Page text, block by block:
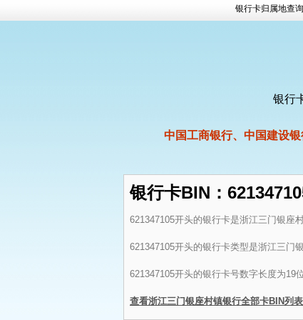
银行卡归属地查
银行
中国工商银行、中国建设
银行卡BIN：
621347105开头的银行卡是浙江三门银座
621347105开头的银行卡类型是浙江三门
621347105开头的银行卡号数字长度为19
查看浙江三门银座村镇银行全部卡BIN列